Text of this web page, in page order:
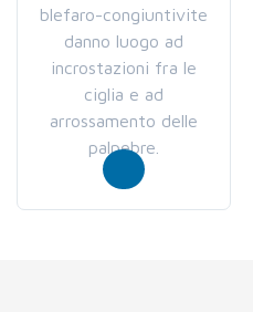
blefaro-congiuntivite
danno luogo ad
incrostazioni fra le
ciglia e ad
arrossamento delle
palpebre.